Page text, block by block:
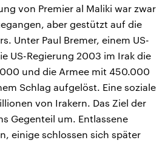
von Premier al Maliki war zwar
aber gestützt auf die
Unter Paul Bremer, einem US-
US-Regierung 2003 im Irak die
und die Armee mit 450.000
Schlag aufgelöst. Eine soziale
von Irakern. Das Ziel der
Gegenteil um. Entlassene
einige schlossen sich später